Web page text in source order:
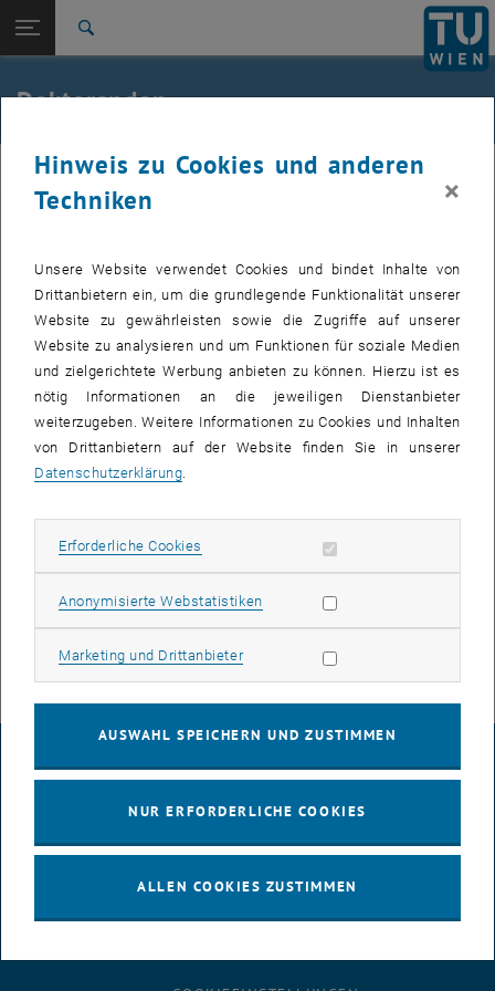
TU Login
Quicklinks
Quicklinks-Menü umschalten
Studium
Zur 1. Menü Ebene
SOLVER Doctoral College
Zurück: Subseiten von Doktoratskollegs auflisten
Doktoratskollegs
Doktoranden
Solver
Doktoranden, die sich der Wissenschaft verschrieben haben und
großes Interesse daran haben, einen Doktorgrad zu erwerben und
interdisziplinäre Forschungsarbeiten an der Schnittstelle zwischen
Ingenieurwesen, Materialwissenschaften und medizinischer
Biotechnologie durchzuführen.
Project 1: Philipp.Schlossgangl
Project 2: Peter Viragh
Project 3: Veronica Viola
Project 4: Sára Fülöp
Project 5: Christina Winter
BARRIEREFREIHEITSERKLÄRUNG
DATENSCHUTZERKLÄRUNG (PDF)
Hinweis zu Cookies und anderen
Techniken
×
Unsere Website verwendet Cookies und bindet Inhalte von
Drittanbietern ein, um die grundlegende Funktionalität unserer
Website zu gewährleisten sowie die Zugriffe auf unserer
Website zu analysieren und um Funktionen für soziale Medien
und zielgerichtete Werbung anbieten zu können. Hierzu ist es
nötig Informationen an die jeweiligen Dienstanbieter
weiterzugeben. Weitere Informationen zu Cookies und Inhalten
von Drittanbietern auf der Website finden Sie in unserer
Datenschutzerklärung
Erforderliche Cookies Erforderliche Cookies zulassen
Anonymisierte WebstatistikenStatistik Cookies zulassen
Marketing und DrittanbieterMarketing Cookies zulassen
AUSWAHL SPEICHERN UND ZUSTIMMEN
NUR ERFORDERLICHE COOKIES
ALLEN COOKIES ZUSTIMMEN